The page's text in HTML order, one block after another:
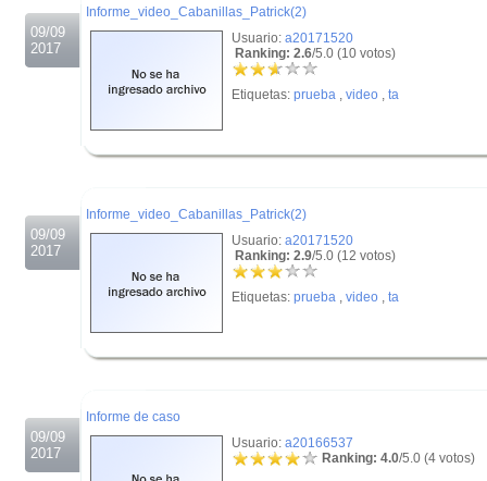
09/09
2017
Informe_video_Cabanillas_Patrick(2)
Usuario: a20171520
Ranking: 2.6/5.0 (10 votos)
Etiquetas: prueba , video , ta
09/09
2017
Informe_video_Cabanillas_Patrick(2)
Usuario: a20171520
Ranking: 2.9/5.0 (12 votos)
Etiquetas: prueba , video , ta
09/09
2017
Informe de caso
Usuario: a20166537
Ranking: 4.0/5.0 (4 votos)